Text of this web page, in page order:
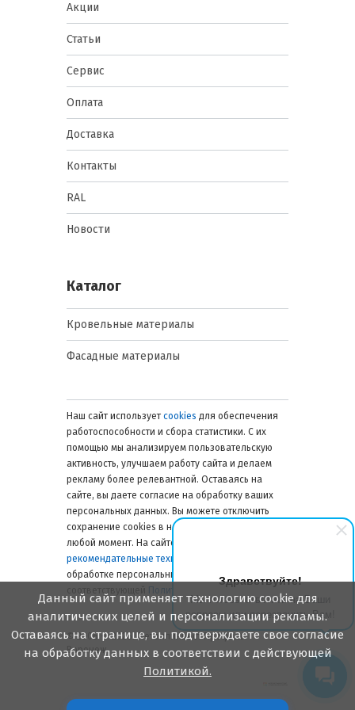
Здравствуйте!
Мы готовы ответить на Ваши
вопросы или перезвонить Вам!
уплотнительной резиновой
Применение: монтаж
металлочерепицы, сэндвич-
резьба, оптимизированная
древесиной.
кровли.
Преимущества: надежная
фиксация без
предварительного
сверления, снижение риска
раскалывания бруса.
Самопробивные (для металла)
Суть: наконечник с острым
сверлильным профилем
позволяет закреплять металл
без предварительного
сверления.
Применение: тонколистовой
металл до 1,5 мм, соединение
Преимущества: экономия
Акции
Статьи
Сервис
Оплата
Доставка
Контакты
RAL
Новости
Каталог
Кровельные материалы
Фасадные материалы
Наш сайт использует cookies для обеспечения
работоспособности и сбора статистики. С их
помощью мы анализируем пользовательскую
активность, улучшаем работу сайта и делаем
рекламу более релевантной. Оставаясь на
сайте, вы даете согласие на обработку ваших
персональных данных. Вы можете отключить
сохранение cookies в настройках браузера в
любой момент. На сайте также применяются
рекомендательные технологии
обработке персональных данных — в
Политике
© 2006 — 2026. Металлинвест Профиль.
Воронеж
Данный сайт применяет технологию cookie для
аналитических целей и персонализации рекламы.
Оставаясь на странице, вы подтверждаете свое согласие
на обработку данных в соответствии с действующей
Политикой.